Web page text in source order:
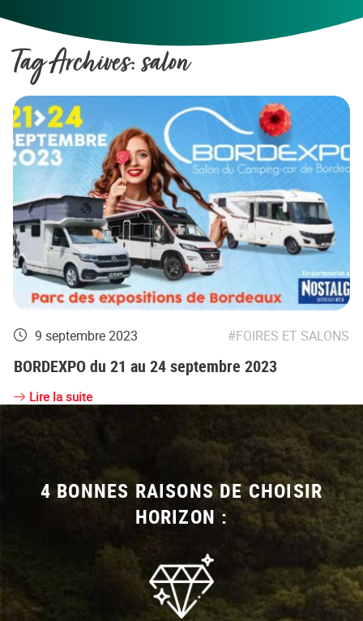
Tag Archives:salon
9 septembre 2023 FOIRES ET SALONS
BORDEXPO du 21 au 24 septembre 2023
Lire la suite
4 BONNES RAISONS DE CHOISIR
HORIZON :